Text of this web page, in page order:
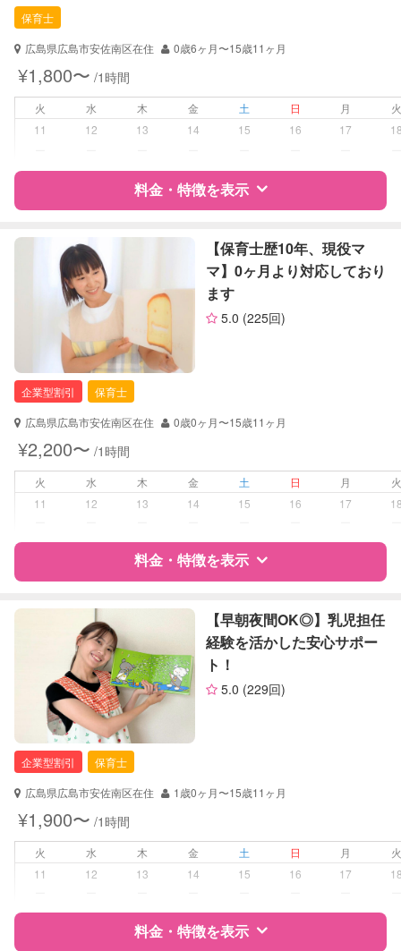
対応可能/特徴
病児対応
障がい児対応 対応可否は個別に相談
お引き受けしていません
お子様の撮影
（定期特典）
対応不可
保育士
広島県広島市安佐南区在住
0歳6ヶ月〜15歳11ヶ月
¥1,800〜 /1時間
火 水 木 金 土 日 月
11
12 13 14 15 16 17
料金・特徴を表示
特徴 料金 レビュー
サポートの特徴
自治体届出済ベビーシッター
保育士
幼稚園教諭
病児対応 病児、病後児、ともに不可
なし
定期予約 お引き受けしていません
お子様の撮影
（定期特典）
対応不可
【保育士歴10年、現役マ
マ】0ヶ月より対応しており
ます
5.0 (225回)
企業型割引
保育士
広島県広島市安佐南区在住
0歳0ヶ月〜15歳11ヶ月
¥2,200〜 /1時間
火 水 木 金 土 日 月
11
12 13 14 15 16 17
料金・特徴を表示
特徴 料金 レビュー
サポートの特徴
資格
企業型割引対象(旧内閣府補助対象)
保育士
病児対応 病児、病後児、ともに可能
なし
【早朝夜間OK◎】乳児担任
経験を活かした安心サポー
ト！
5.0 (229回)
企業型割引
保育士
広島県広島市安佐南区在住
1歳0ヶ月〜15歳11ヶ月
¥1,900〜 /1時間
火 水 木 金 土 日 月
11
12 13 14 15 16 17
料金・特徴を表示